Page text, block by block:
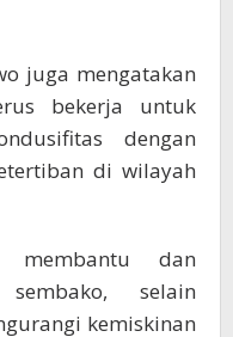
juga mengatakan
bekerja untuk
dengan
di wilayah
membantu dan
selain
kemiskinan